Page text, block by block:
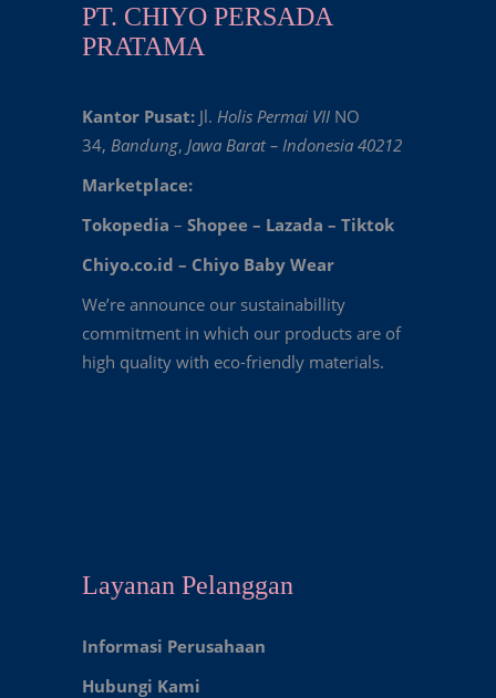
PT. CHIYO PERSADA
PRATAMA
Kantor Pusat: Jl. Holis Permai VII NO
34, Bandung, Jawa Barat – Indonesia 40212
Marketplace:
Tokopedia – Shopee – Lazada – Tiktok
Chiyo.co.id – Chiyo Baby Wear
We’re announce our sustainabillity
commitment in which our products are of
high quality with eco-friendly materials.
Layanan Pelanggan
Informasi Perusahaan
Hubungi Kami